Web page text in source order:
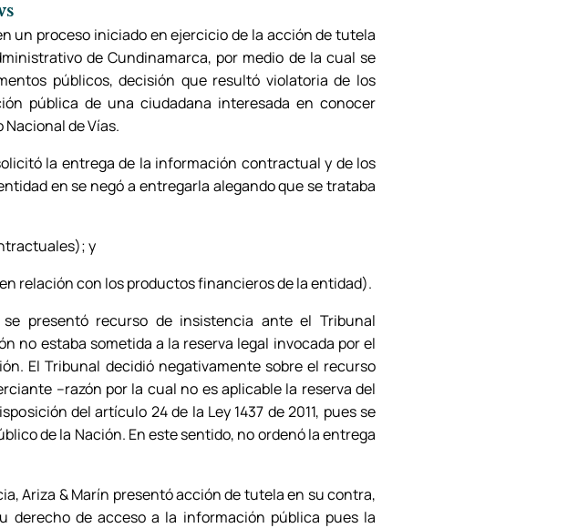
un proceso iniciado en ejercicio de la acción de tutela
de Cundinamarca, por medio de la cual se
públicos, decisión que resultó violatoria de los
pública de una ciudadana interesada en conocer
de Vías.
la entrega de la información contractual y de los
en se negó a entregarla alegando que se trataba
y
relación con los productos financieros de la entidad).
presentó recurso de insistencia ante el Tribunal
no estaba sometida a la reserva legal invocada por el
El Tribunal decidió negativamente sobre el recurso
–razón por la cual no es aplicable la reserva del
del artículo 24 de la Ley 1437 de 2011, pues se
de la Nación. En este sentido, no ordenó la entrega
Ariza & Marín presentó acción de tutela en su contra,
derecho de acceso a la información pública pues la